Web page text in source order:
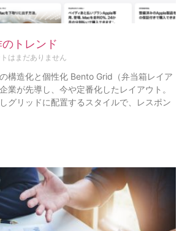
トレンド
はまだありません
構造化と個性化 Bento Grid（弁当箱レイア
業が先導し、今や定番化したレイアウト。
グリッドに配置するスタイルで、レスポン